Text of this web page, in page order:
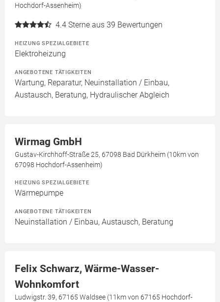
Hochdorf-Assenheim)
4.4 Sterne aus 39 Bewertungen
HEIZUNG SPEZIALGEBIETE
Elektroheizung
ANGEBOTENE TÄTIGKEITEN
Wartung, Reparatur, Neuinstallation / Einbau,
Austausch, Beratung, Hydraulischer Abgleich
Wirmag GmbH
Gustav-Kirchhoff-Straße 25, 67098 Bad Dürkheim (10km von
67098 Hochdorf-Assenheim)
HEIZUNG SPEZIALGEBIETE
Wärmepumpe
ANGEBOTENE TÄTIGKEITEN
Neuinstallation / Einbau, Austausch, Beratung
Felix Schwarz, Wärme-Wasser-
Wohnkomfort
Ludwigstr. 39, 67165 Waldsee (11km von 67165 Hochdorf-